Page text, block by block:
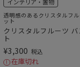
インテリア・置物
透明感のあるクリスタルフ
ット
クリスタルフルーツ バ
ト
¥3,300 税込
在庫切れ